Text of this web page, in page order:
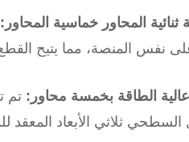
ثنائية المحاور خماسية المحاور:
الطاقة بخمسة محاور: